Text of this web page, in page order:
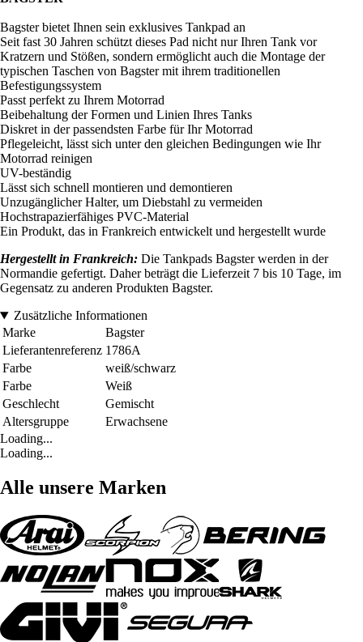
Bagster bietet Ihnen sein exklusives Tankpad an
Seit fast 30 Jahren schützt dieses Pad nicht nur Ihren Tank vor
Kratzern und Stößen, sondern ermöglicht auch die Montage der
typischen Taschen von Bagster mit ihrem traditionellen
Befestigungssystem
Passt perfekt zu Ihrem Motorrad
Beibehaltung der Formen und Linien Ihres Tanks
Diskret in der passendsten Farbe für Ihr Motorrad
Pflegeleicht, lässt sich unter den gleichen Bedingungen wie Ihr
Motorrad reinigen
UV-beständig
Lässt sich schnell montieren und demontieren
Unzugänglicher Halter, um Diebstahl zu vermeiden
Hochstrapazierfähiges PVC-Material
Ein Produkt, das in Frankreich entwickelt und hergestellt wurde
Hergestellt in Frankreich: Die Tankpads Bagster werden in der
Normandie gefertigt. Daher beträgt die Lieferzeit 7 bis 10 Tage, im
Gegensatz zu anderen Produkten Bagster.
Zusätzliche Informationen
Marke
Bagster
Lieferantenreferenz 1786A
Farbe
weiß/schwarz
Farbe
Weiß
Geschlecht
Gemischt
Altersgruppe
Erwachsene
Loading...
Loading...
Alle unsere Marken